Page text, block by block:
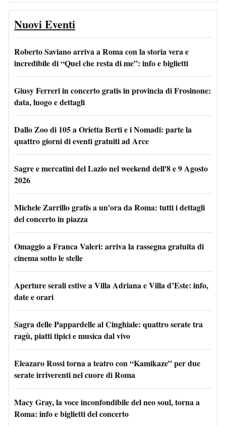
Nuovi Eventi
Roberto Saviano arriva a Roma con la storia vera e
incredibile di “Quel che resta di me”: info e biglietti
Giusy Ferreri in concerto gratis in provincia di Frosinone:
data, luogo e dettagli
Dallo Zoo di 105 a Orietta Berti e i Nomadi: parte la
quattro giorni di eventi gratuiti ad Arce
Sagre e mercatini del Lazio nel weekend dell'8 e 9 Agosto
2026
Michele Zarrillo gratis a un'ora da Roma: tutti i dettagli
del concerto in piazza
Omaggio a Franca Valeri: arriva la rassegna gratuita di
cinema sotto le stelle
Aperture serali estive a Villa Adriana e Villa d’Este: info,
date e orari
Sagra delle Pappardelle al Cinghiale: quattro serate tra
ragù, piatti tipici e musica dal vivo
Eleazaro Rossi torna a teatro con “Kamikaze” per due
serate irriverenti nel cuore di Roma
Macy Gray, la voce inconfondibile del neo soul, torna a
Roma: info e biglietti del concerto